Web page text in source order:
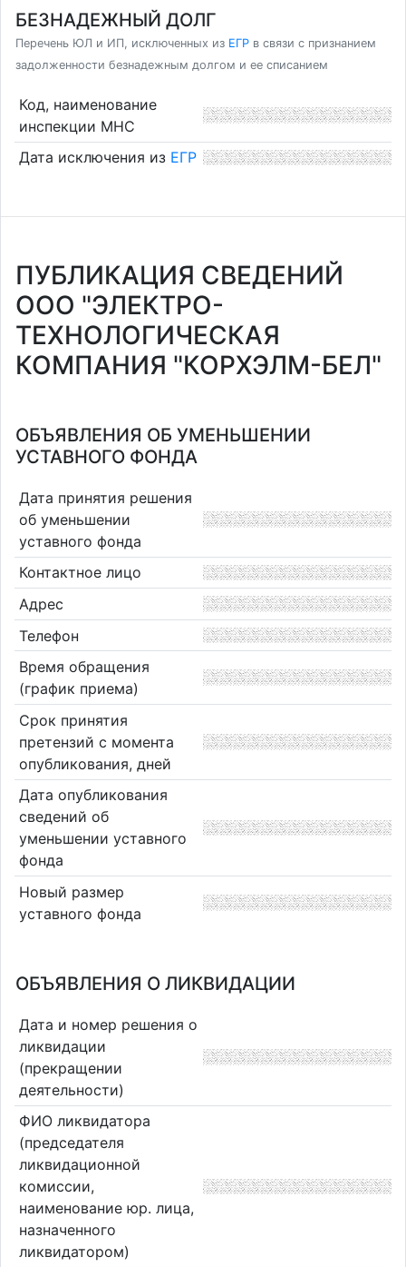
БЕЗНАДЕЖНЫЙ ДОЛГ
Перечень ЮЛ и ИП, исключенных из ЕГР в связи с признанием
задолженности безнадежным долгом и ее списанием
Код, наименование
инспекции МНС
Дата исключения из ЕГР
ПУБЛИКАЦИЯ СВЕДЕНИЙ
ООО "ЭЛЕКТРО-
ТЕХНОЛОГИЧЕСКАЯ
КОМПАНИЯ "КОРХЭЛМ-БЕЛ"
ОБЪЯВЛЕНИЯ ОБ УМЕНЬШЕНИИ
УСТАВНОГО ФОНДА
Дата принятия решения
об уменьшении
уставного фонда
Контактное лицо
Адрес
Телефон
Время обращения
(график приема)
Срок принятия
претензий с момента
опубликования, дней
Дата опубликования
сведений об
уменьшении уставного
фонда
Новый размер
уставного фонда
ОБЪЯВЛЕНИЯ О ЛИКВИДАЦИИ
Дата и номер решения о
ликвидации
(прекращении
деятельности)
ФИО ликвидатора
(председателя
ликвидационной
комиссии,
наименование юр. лица,
назначенного
ликвидатором)